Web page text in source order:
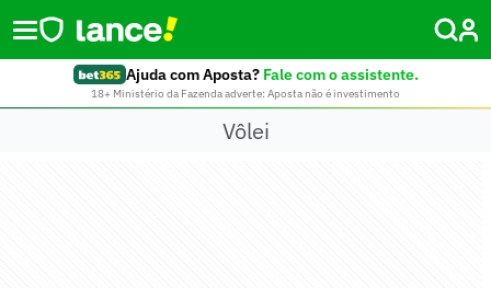
Ajuda com Aposta? Fale com o assistente.
18+ Ministério da Fazenda adverte: Aposta não é investimento
Vôlei